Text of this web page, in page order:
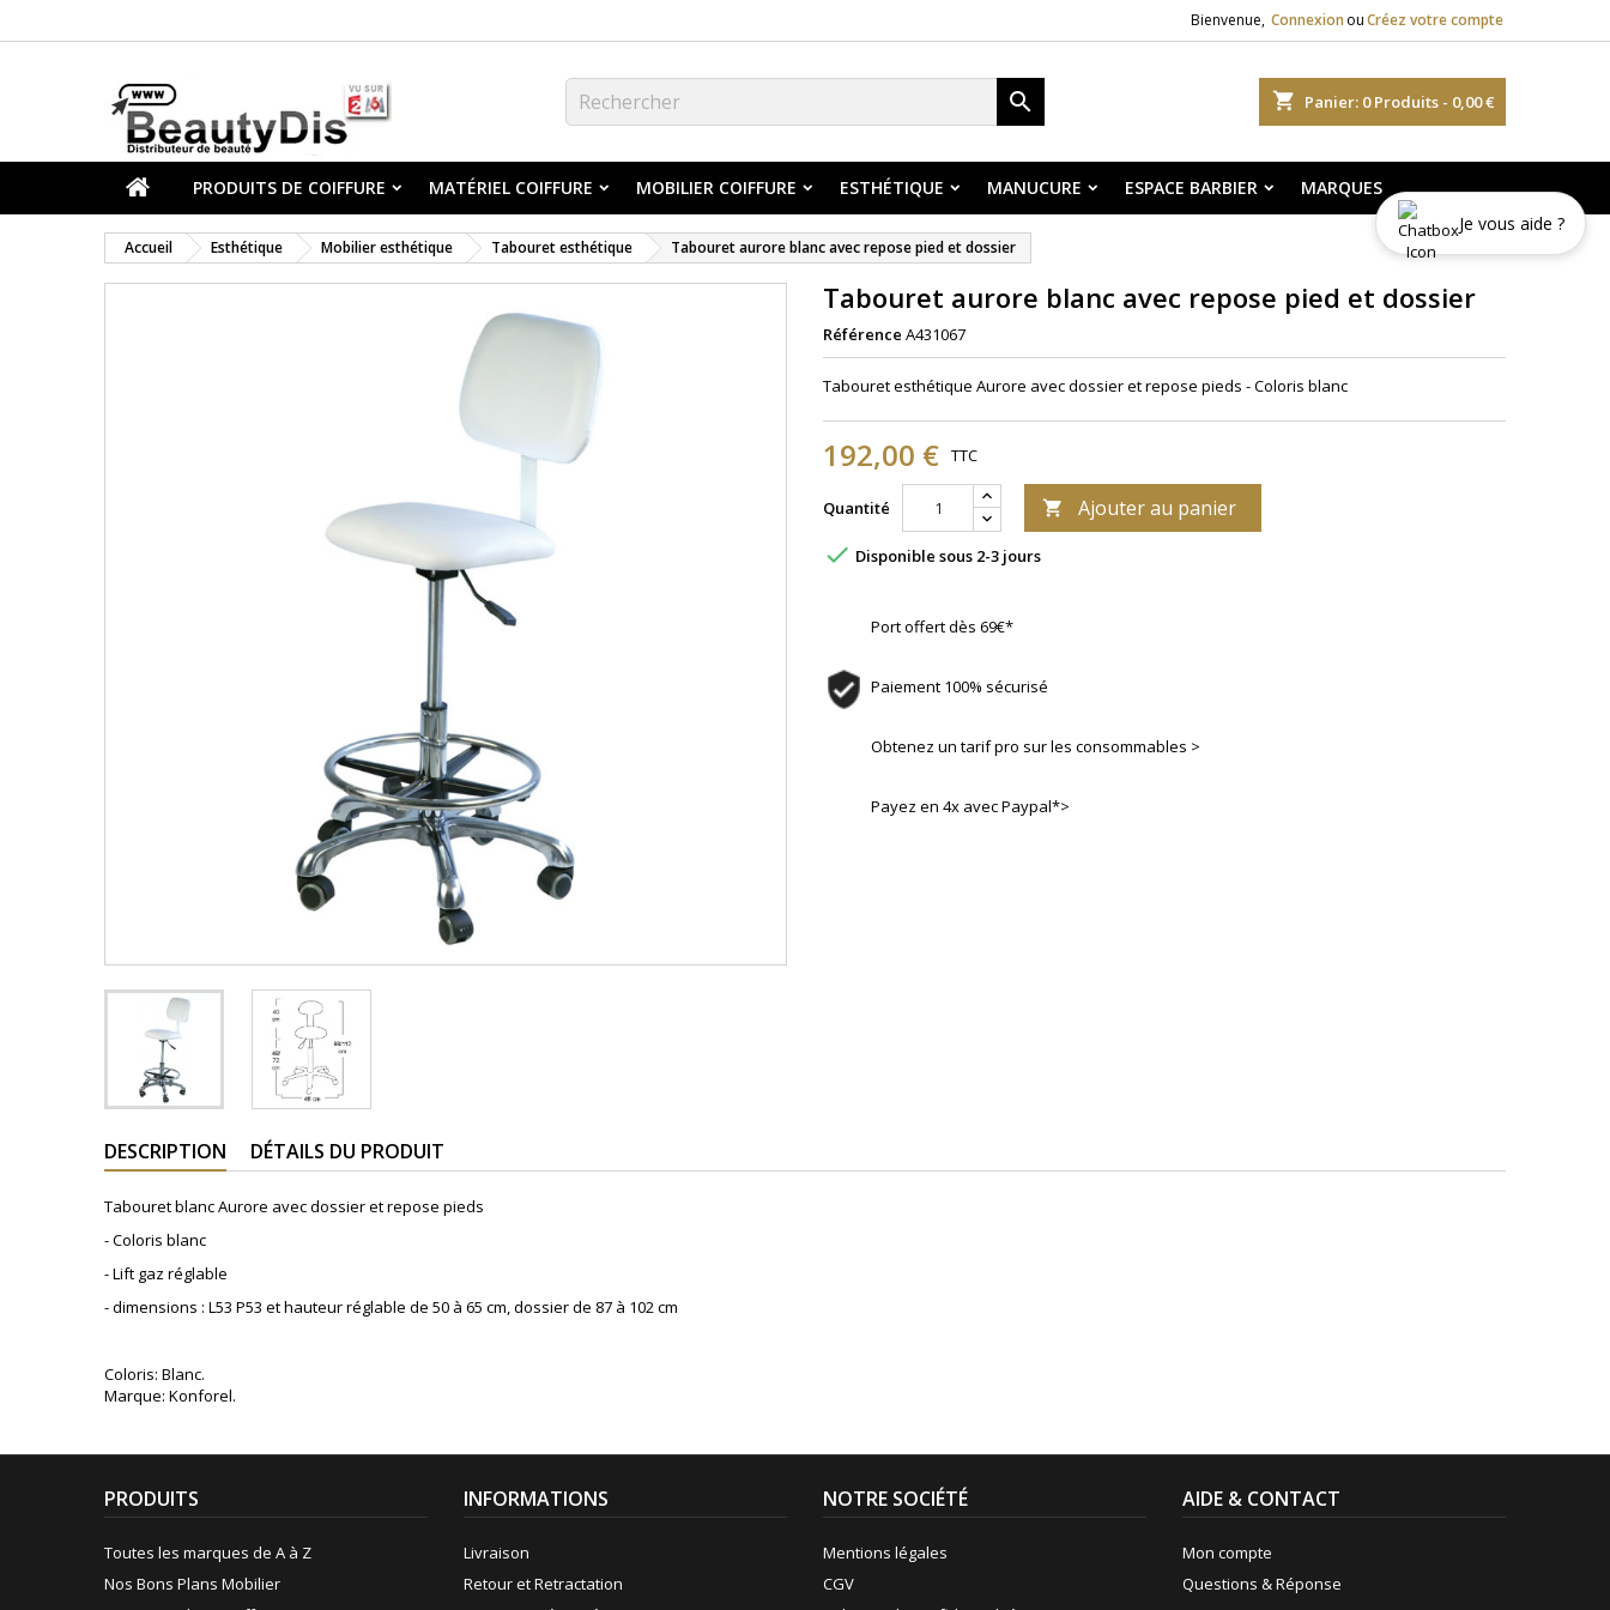
Bienvenue, Connexion ouCréez votre compte
shopping_cart Panier: 0Produits - 0,00 €

PRODUITS DE COIFFURE MATÉRIEL COIFFURE MOBILIER COIFFURE ESTHÉTIQUE MANUCURE ESPACE BARBIER MARQUES
Accueil Esthétique Mobilier esthétique Tabouret esthétique Tabouret aurore blanc avec repose pied et dossier
Tabouret aurore blanc avec repose pied et dossier
Référence A431067
Tabouret esthétique Aurore avec dossier et repose pieds - Coloris blanc
192,00 € TTC
Quantité  Ajouter au panier
 Disponible sous 2-3 jours
Port offert dès 69€*
Paiement 100% sécurisé
Obtenez un tarif pro sur les consommables >
Payez en 4x avec Paypal*>
DESCRIPTION DÉTAILS DU PRODUIT
Tabouret blanc Aurore avec dossier et repose pieds
- Coloris blanc
- Lift gaz réglable
- dimensions : L53 P53 et hauteur réglable de 50 à 65 cm, dossier de 87 à 102 cm
Coloris: Blanc.
Marque: Konforel.
PRODUITS
Toutes les marques de A à Z
Nos Bons Plans Mobilier
INFORMATIONS
Livraison
Retour et Retractation
NOTRE SOCIÉTÉ
Mentions légales
CGV
AIDE & CONTACT
Mon compte
Questions & Réponse
Je vous aide ?